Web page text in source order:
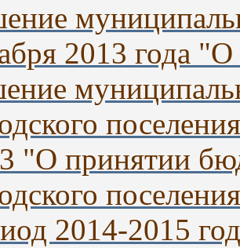
2013 года
"О принятии
2014-2015